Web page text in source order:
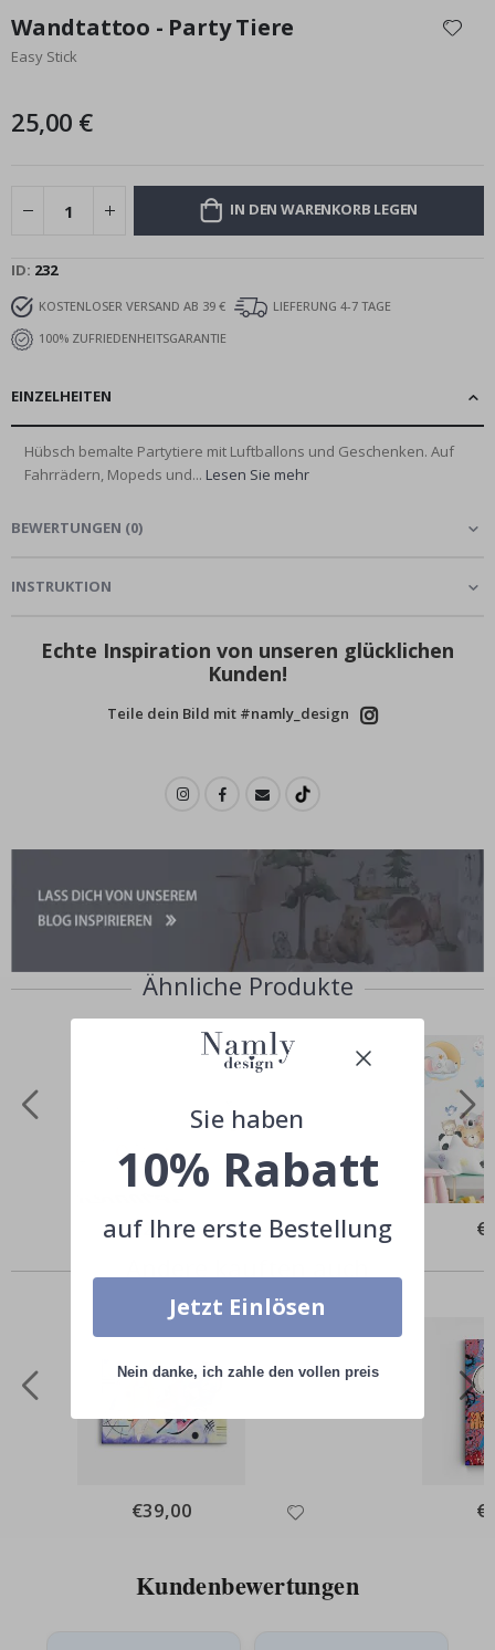
der
Bildgalerie
Wandtattoo - Party Tiere
Easy Stick
25,00 €
IN DEN WARENKORB LEGEN
ID 232
KOSTENLOSER VERSAND AB 39 €
LIEFERUNG 4-7 TAGE
100% ZUFRIEDENHEITSGARANTIE
EINZELHEITEN
Hübsch bemalte Partytiere mit Luftballons und Geschenken. Auf
Fahrrädern, Mopeds und... Lesen Sie mehr
BEWERTUNGEN (0)
INSTRUKTION
Echte Inspiration von unseren glücklichen
Kunden!
Teile dein Bild mit #namly_design
Ähnliche Produkte
Special
Price
€25,00
Special
Price
€39,00
Kundenbewertungen
Sie haben
10% Rabatt
auf Ihre erste Bestellung
Jetzt Einlösen
Nein danke, ich zahle den vollen preis